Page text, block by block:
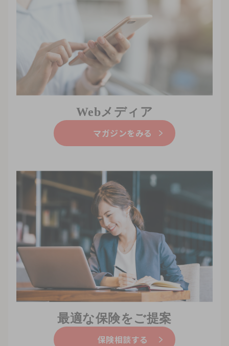
Webメディア
マガジンをみる
最適な保険をご提案
保険相談する